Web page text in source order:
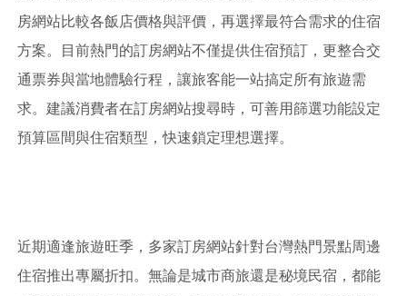
房網站比較各飯店價格與評價，再選擇最符合需求的住宿
方案。目前熱門的訂房網站不僅提供住宿預訂，更整合交
通票券與當地體驗行程，讓旅客能一站搞定所有旅遊需
求。建議消費者在訂房網站搜尋時，可善用篩選功能設定
預算區間與住宿類型，快速鎖定理想選擇。
近期適逢旅遊旺季，多家訂房網站針對台灣熱門景點周邊
住宿推出專屬折扣。無論是城市商旅還是秘境民宿，都能